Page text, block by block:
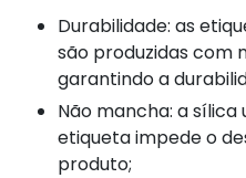
Durabilidade: as etiquetas de validade redonda
são produzidas com
garantindo a
Não mancha: a sílica usada na produção da
etiqueta impede o
produto;